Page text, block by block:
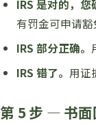
IRS 是对的，您
有罚金可申请
IRS 部分正确。
IRS 错了。 用证
第 5 步 — 书